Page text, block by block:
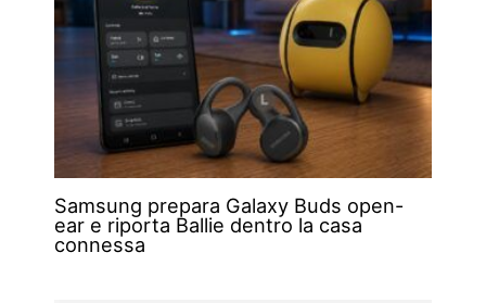
Samsung prepara Galaxy Buds open-
ear e riporta Ballie dentro la casa
connessa